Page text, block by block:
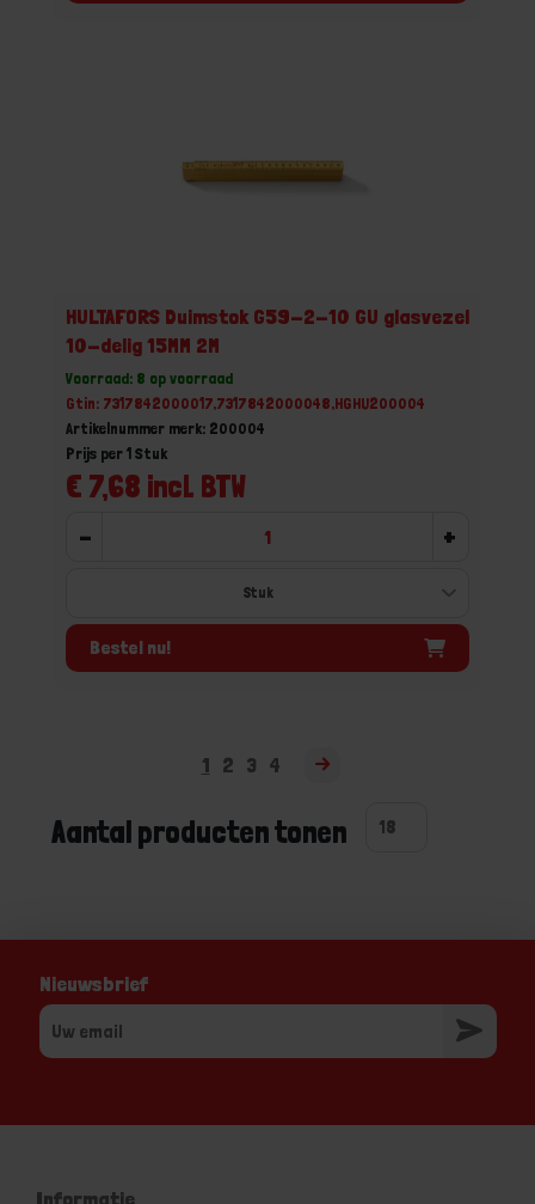
HULTAFORS Duimstok G59-2-10 GU glasvezel
10-delig 15MM 2M
Voorraad: 8 op voorraad
Gtin: 7317842000017,7317842000048,HGHU200004
Artikelnummer merk: 200004
€ 7,68 incl. BTW
Prijs per 1 Stuk
- +
Bestel nu!
1 2 3 4
Aantal producten tonen
Nieuwsbrief
Informatie